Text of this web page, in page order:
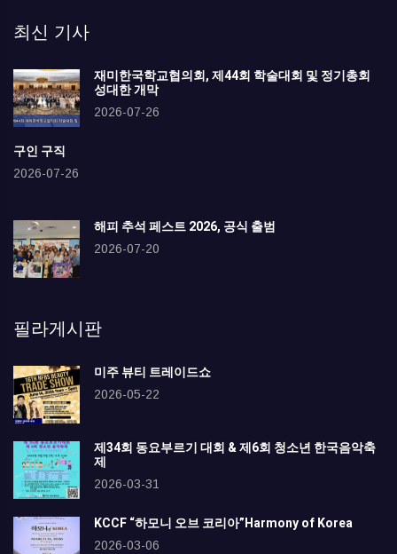
최신 기사
재미한국학교협의회, 제44회 학술대회 및 정기총회
성대한 개막
2026-07-26
구인 구직
2026-07-26
해피 추석 페스트 2026, 공식 출범
2026-07-20
필라게시판
미주 뷰티 트레이드쇼
2026-05-22
제34회 동요부르기 대회 & 제6회 청소년 한국음악축
제
2026-03-31
KCCF “하모니 오브 코리아”Harmony of Korea
2026-03-06